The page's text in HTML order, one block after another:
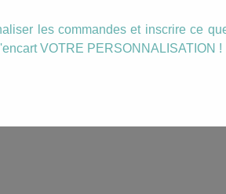
les commandes et inscrire ce
VOTRE PERSONNALISATION !